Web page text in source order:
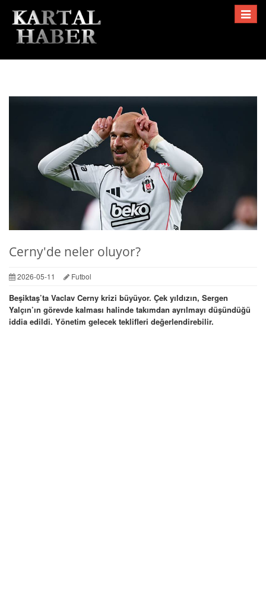
Toggle
Cerny'de neler oluyor?
2026-05-11 Futbol
Beşiktaş’ta Vaclav Cerny krizi büyüyor. Çek yıldızın, Sergen
Yalçın’ın görevde kalması halinde takımdan ayrılmayı düşündüğü
iddia edildi. Yönetim gelecek teklifleri değerlendirebilir.